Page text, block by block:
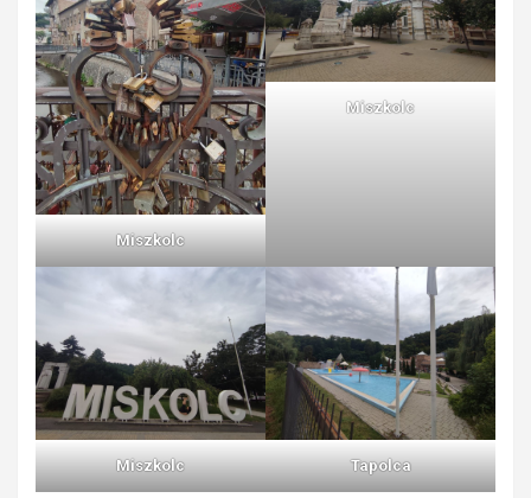
Miszkolc
Miszkolc
Miszkolc Tapolca